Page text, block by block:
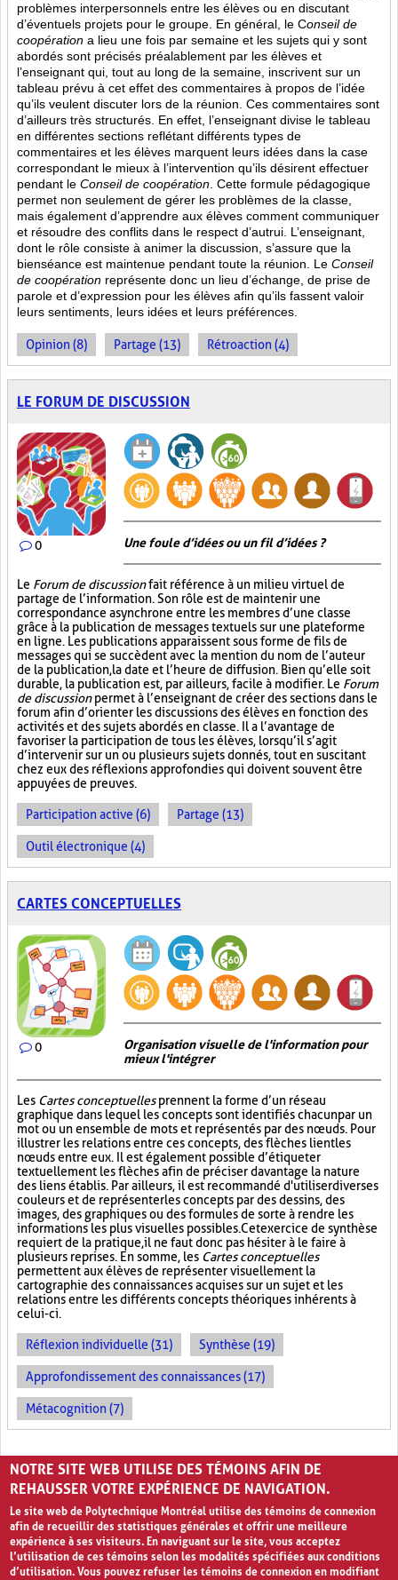
problèmes interpersonnels entre les élèves ou en discutant
d’éventuels projets pour le groupe. En général, le Conseil de
coopération a lieu une fois par semaine et les sujets qui y sont
abordés sont précisés préalablement par les élèves et
l’enseignant qui, tout au long de la semaine, inscrivent sur un
tableau prévu à cet effet des commentaires à propos de l’idée
qu’ils veulent discuter lors de la réunion. Ces commentaires sont
d’ailleurs très structurés. En effet, l’enseignant divise le tableau
en différentes sections reflétant différents types de
commentaires et les élèves marquent leurs idées dans la case
correspondant le mieux à l’intervention qu’ils désirent effectuer
pendant le Conseil de coopération . Cette formule pédagogique
permet non seulement de gérer les problèmes de la classe,
mais également d’apprendre aux élèves comment communiquer
et résoudre des conflits dans le respect d’autrui. L’enseignant,
dont le rôle consiste à animer la discussion, s’assure que la
bienséance est maintenue pendant toute la réunion. Le Conseil
de coopération représente donc un lieu d’échange, de prise de
parole et d’expression pour les élèves afin qu’ils fassent valoir
leurs sentiments, leurs idées et leurs préférences.
Opinion (8) Partage (13) Rétroaction (4)
LE FORUM DE DISCUSSION
0 Une foule d’idées ou un fil d’idées ?
Le Forum de discussionfait référence à un milieu virtuel de
partage de l’information. Son rôle est de maintenir une
correspondance asynchrone entre les membres d’une classe
grâce à la publication de messages textuels sur une plateforme
en ligne. Les publications apparaissent sous forme de fils de
messages qui se succèdent avec la mention du nom de l’auteur
de la publication, la date et l’heure de diffusion. Bien qu’elle soit
durable, la publication est, par ailleurs, facile à modifier. Le Forum
de discussionpermet à l’enseignant de créer des sections dans le
forum afin d’orienter les discussions des élèves en fonction des
activités et des sujets abordés en classe. Il a l’avantage de
favoriser la participation de tous les élèves, lorsqu’il s’agit
d’intervenir sur un ou plusieurs sujets donnés, tout en suscitant
chez eux des réflexions approfondies qui doivent souvent être
appuyées de preuves.
Participation active (6) Partage (13)
Outil électronique (4)
CARTES CONCEPTUELLES
0
Organisation visuelle de l'information pour
mieux l'intégrer
Les Cartes conceptuellesprennent la forme d’un réseau
graphique dans lequel les concepts sont identifiés chacun par un
mot ou un ensemble de mots et représentés par des nœuds. Pour
illustrer les relations entre ces concepts, des flèches lient les
nœuds entre eux. Il est également possible d’étiqueter
textuellement les flèches afin de préciser davantage la nature
des liens établis. Par ailleurs, il est recommandé d'utiliser diverses
couleurs et de représenter les concepts par des dessins, des
images, des graphiques ou des formules de sorte à rendre les
informations les plus visuelles possibles. Cet exercice de synthèse
requiert de la pratique, il ne faut donc pas hésiter à le faire à
plusieurs reprises. En somme, les Cartes conceptuelles
permettent aux élèves de représenter visuellement la
cartographie des connaissances acquises sur un sujet et les
relations entre les différents concepts théoriques inhérents à
celui-ci.
Réflexion individuelle (31) Synthèse (19)
Approfondissement des connaissances (17)
Métacognition (7)
PAGES
« ‹ 1 2 3
NOTRE SITE WEB UTILISE DES TÉMOINS AFIN DE
REHAUSSER VOTRE EXPÉRIENCE DE NAVIGATION.
Le site web de Polytechnique Montréal utilise des témoins de connexion
afin de recueillir des statistiques générales et offrir une meilleure
expérience à ses visiteurs. En naviguant sur le site, vous acceptez
l’utilisation de ces témoins selon les modalités spécifiées aux conditions
d’utilisation. Vous pouvez refuser les témoins de connexion en modifiant